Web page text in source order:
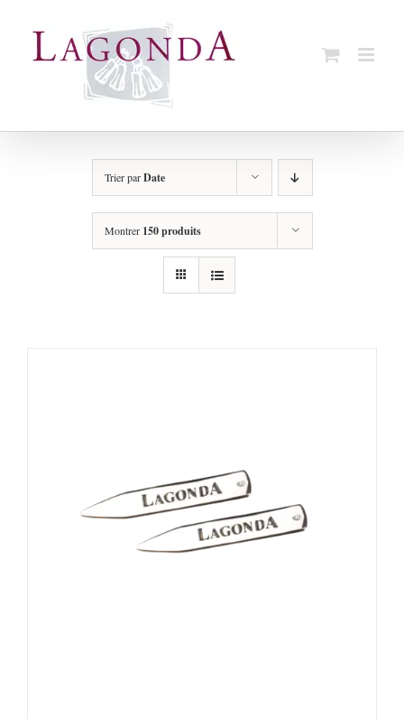
Trier parDate
Montrer 150 produits